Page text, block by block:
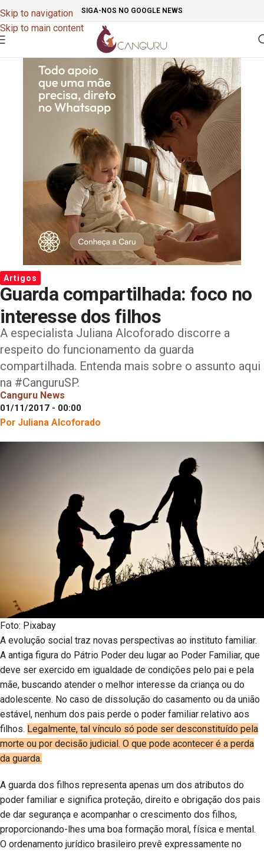
Skip to navigation
Skip to main content
SIGA-NOS NO GOOGLE NEWS
Artigos
Guarda compartilhada: foco no
interesse dos filhos
A especialista Juliana Alcoforado discorre a
respeito do funcionamento da guarda
compartilhada. Entenda mais sobre o assunto aqui
na #CanguruSP.
Canguru News
01/11/2017 - 00:00
Por Juliana Alcoforado
Foto: Pixabay
A evolução social traz novas perspectivas ao instituto familiar.
A antiga figura do Pátrio Poder deu lugar ao Poder Familiar, que
deve ser exercido em igualdade de condições pelo pai e pela
mãe, buscando atender o melhor interesse da criança ou do
adolescente. No caso de dissolução do casamento ou da união
estável, nenhum dos pais perde o poder familiar relativo aos
filhos. Legalmente, tal vínculo só pode ser desconstituído pela
morte ou por decisão judicial. O que pode acontecer é a perda
da guarda.
A guarda dos filhos representa apenas um dos atributos do
poder familiar e significa proteção, direito e obrigação dos pais
de dar segurança e acompanhar o crescimento dos filhos,
proporcionando-lhes uma boa formação moral, física e mental.
O ordenamento jurídico brasileiro prevê expressamente no